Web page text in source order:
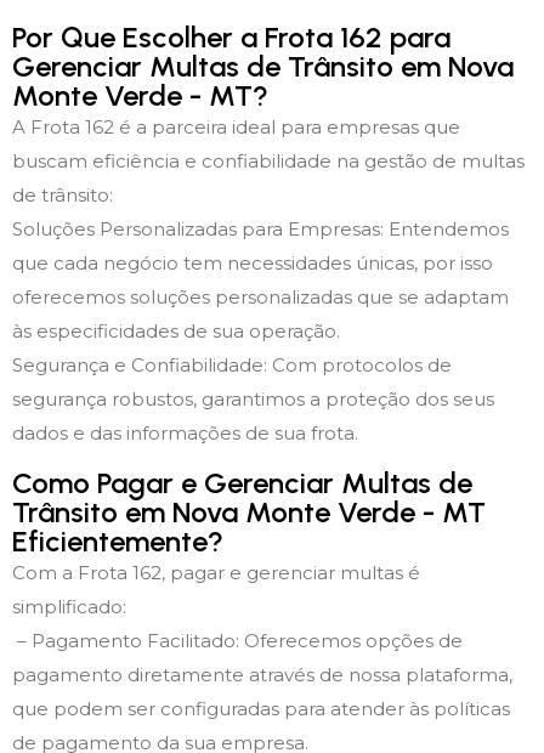
Por Que Escolher a Frota 162 para
Gerenciar Multas de Trânsito em Nova
Monte Verde - MT?
A Frota 162 é a parceira ideal para empresas que
buscam eficiência e confiabilidade na gestão de multas
de trânsito:
Soluções Personalizadas para Empresas: Entendemos
que cada negócio tem necessidades únicas, por isso
oferecemos soluções personalizadas que se adaptam
às especificidades de sua operação.
Segurança e Confiabilidade: Com protocolos de
segurança robustos, garantimos a proteção dos seus
dados e das informações de sua frota.
Como Pagar e Gerenciar Multas de
Trânsito em Nova Monte Verde - MT
Eficientemente?
Com a Frota 162, pagar e gerenciar multas é
simplificado:
– Pagamento Facilitado: Oferecemos opções de
pagamento diretamente através de nossa plataforma,
que podem ser configuradas para atender às políticas
de pagamento da sua empresa.